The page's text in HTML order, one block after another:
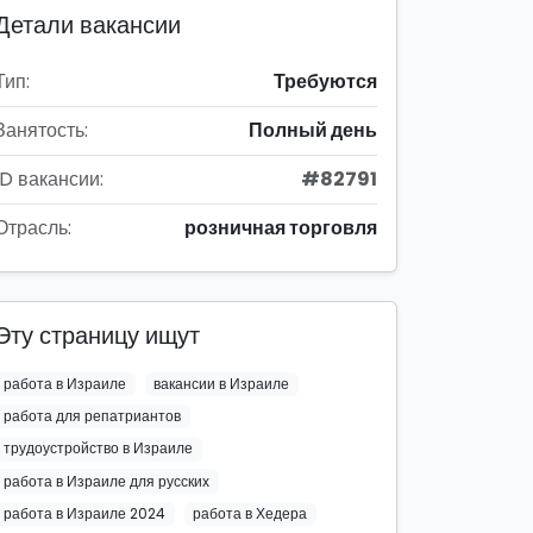
вакансии
Требуются
Полный день
вакансии:
#82791
розничная торговля
страницу ищут
работа в Израиле
вакансии в Израиле
работа для репатриантов
трудоустройство в Израиле
работа в Израиле для русских
работа в Израиле 2024
работа в Хедера